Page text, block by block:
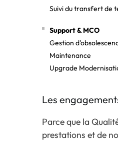
Suivi du transfert de
Support & MCO
Gestion
Maintenance
Upgrade
Les
Parce que la
prestations et de